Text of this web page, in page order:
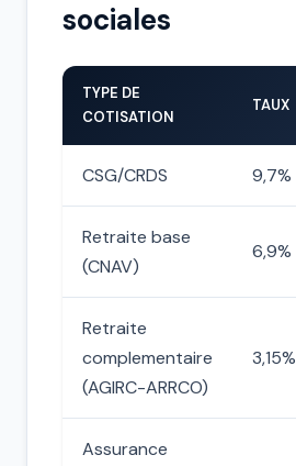
sociales
TYPE DE
COTISATION
TAUX
CSG/CRDS 9,7%
Retraite base
(CNAV)
6,9%
Retraite
complementaire
(AGIRC-ARRCO)
3,15%
Assurance